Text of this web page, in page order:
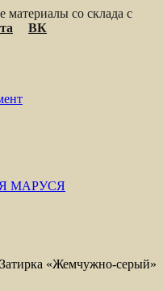
со склада с
ВК
МАРУСЯ
Затирка «Жемчужно-серый»